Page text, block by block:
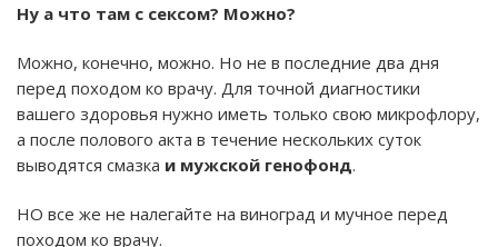
Ну а что там с сексом? Можно?
Можно, конечно, можно. Но не в последние два дня
перед походом ко врачу. Для точной диагностики
вашего здоровья нужно иметь только свою микрофлору,
а после полового акта в течение нескольких суток
выводятся смазка и мужской генофонд.
НО все же не налегайте на виноград и мучное перед
походом ко врачу.